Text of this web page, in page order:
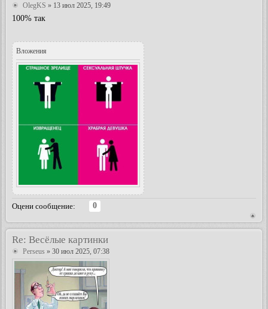
OlegKS » 13 июл 2025, 19:49
100% так
Вложения
Оцени сообщение:
0
Re: Весёлые картинки
Perseus » 30 июл 2025, 07:38